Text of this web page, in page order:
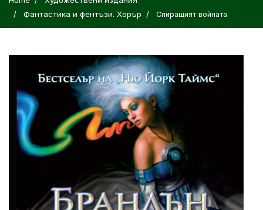
Фантастика и фентъзи. Хорър
Спиращият войната